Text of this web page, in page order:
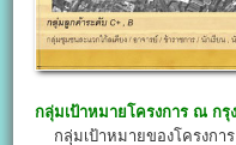
กลุ่มเป้าหมายโครงการ ณ กรุง
กลุ่มเป้าหมายของโครงการ